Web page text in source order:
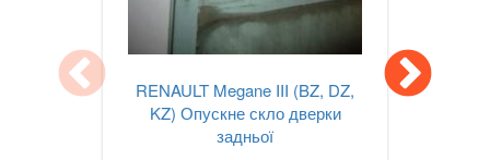
TOYOTA keyboard_arrow_down
VOLKSWAGEN
RENAULT Megane III (BZ, DZ,
KZ) Опускне скло дверки
задньої